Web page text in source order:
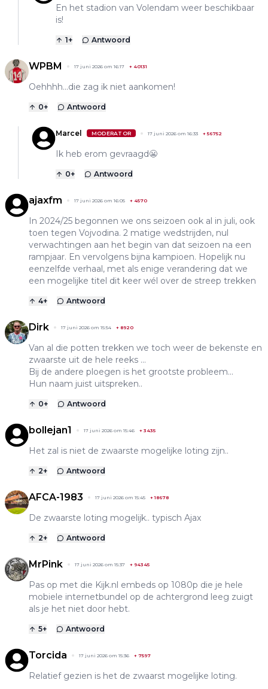
En het stadion van Volendam weer beschikbaar
is!
1+ Antwoord
WPBM 17 juni 2026 om 16:17 + 40131
Oehhhh...die zag ik niet aankomen!
0+ Antwoord
Marcel MODERATOR 17 juni 2026 om 16:33 +56752
Ik heb erom gevraagd😬
0+ Antwoord
ajaxfm 17 juni 2026 om 16:05 + 4570
In 2024/25 begonnen we ons seizoen ook al in juli, ook
toen tegen Vojvodina. 2 matige wedstrijden, nul
verwachtingen aan het begin van dat seizoen na een
rampjaar. En vervolgens bijna kampioen. Hopelijk nu
eenzelfde verhaal, met als enige verandering dat we
een mogelijke titel dit keer wél over de streep trekken
4+ Antwoord
Dirk 17 juni 2026 om 15:54 + 8920
Van al die potten trekken we toch weer de bekenste en
zwaarste uit de hele reeks ...
Bij de andere ploegen is het grootste probleem...
Hun naam juist uitspreken..
0+ Antwoord
bollejan1 17 juni 2026 om 15:46 + 3435
Het zal is niet de zwaarste mogelijke loting zijn..
2+ Antwoord
AFCA-1983 17 juni 2026 om 15:45 +18678
De zwaarste loting mogelijk.. typisch Ajax
2+ Antwoord
MrPink 17 juni 2026 om 15:37 + 94345
Pas op met die Kijk.nl embeds op 1080p die je hele
mobiele internetbundel op de achtergrond leeg zuigt
als je het niet door hebt.
5+ Antwoord
Torcida 17 juni 2026 om 15:36 + 7597
Relatief gezien is het de zwaarst mogelijke loting.